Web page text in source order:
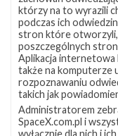
Marinova, starsza
pracujący dla
Wydziału Inżynierii
oraz były główny
Braun, uczelnia jest
przedstawicieli
którzy na to wyrazili
podczas ich
stron które otworzyli,
poszczególnych
Aplikacja internetowa
także na komputerze
rozpoznawaniu
takich jak
Administratorem
SpaceX.com.pl i